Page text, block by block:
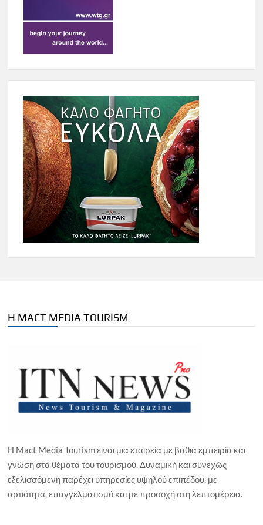
Η MACT MEDIA TOURISM
Η Mact Media Tourism είναι μια εταιρεία με βαθιά εμπειρία και
γνώση στα θέματα του τουρισμού. Δυναμική και συνεχώς
εξελισσόμενη παρέχει υπηρεσίες υψηλού επιπέδου, με
αρτιότητα, επαγγελματισμό και με προσοχή στη λεπτομέρεια.